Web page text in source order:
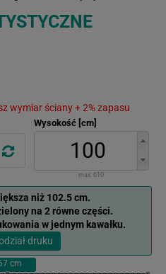
wymiar ściany + 2% zapasu
Wysokość [cm]
max: 610
niż 102.5 cm.
na 2 równe części.
w jednym kawałku.
druku
cm